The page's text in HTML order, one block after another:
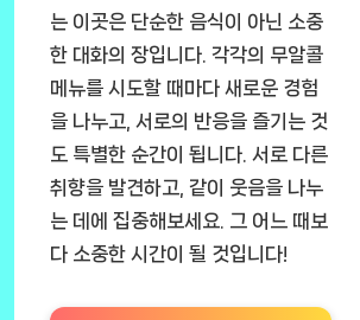
는 이곳은 단순한 음식이 아닌 소중
한 대화의 장입니다. 각각의 무알콜
메뉴를 시도할 때마다 새로운 경험
을 나누고, 서로의 반응을 즐기는 것
도 특별한 순간이 됩니다. 서로 다른
취향을 발견하고, 같이 웃음을 나누
는 데에 집중해보세요. 그 어느 때보
다 소중한 시간이 될 것입니다!